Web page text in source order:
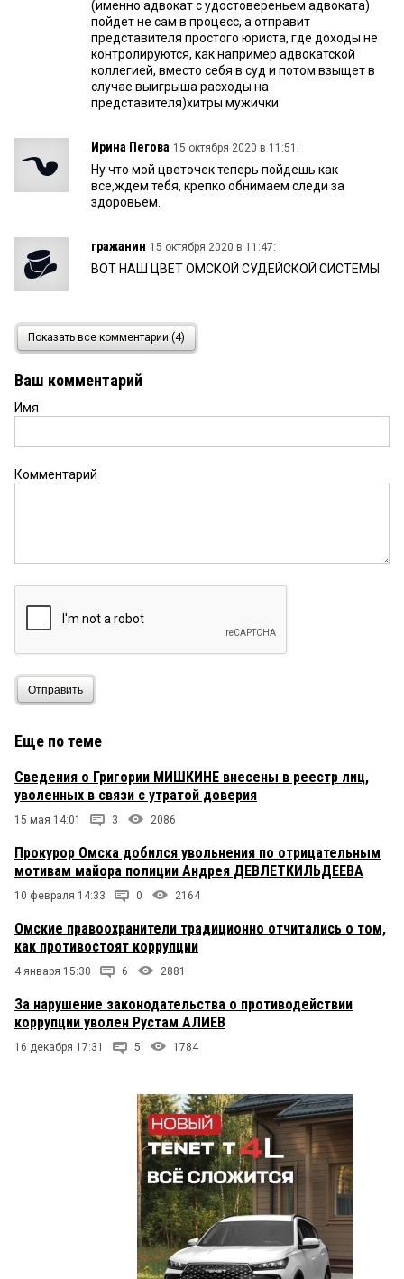
(именно адвокат с удостовереньем адвоката)
пойдет не сам в процесс, а отправит
представителя простого юриста, где доходы не
контролируются, как например адвокатской
коллегией, вместо себя в суд и потом взыщет в
случае выигрыша расходы на
представителя)хитры мужички
Ирина Пегова 15 октября 2020 в 11:51:
Ну что мой цветочек теперь пойдешь как
все,ждем тебя, крепко обнимаем следи за
здоровьем.
гражанин 15 октября 2020 в 11:47:
ВОТ НАШ ЦВЕТ ОМСКОЙ СУДЕЙСКОЙ СИСТЕМЫ
14 октября 2020 в 17:38:
какой же ты Цветков ты Мухомор.
Показать все комментарии (4)
Ваш комментарий
Имя
Комментарий
Отправить
Еще по теме
Сведения о Григории МИШКИНЕ внесены в реестр лиц,
уволенных в связи с утратой доверия
15 мая 14:01 3 2086
Прокурор Омска добился увольнения по отрицательным
мотивам майора полиции Андрея ДЕВЛЕТКИЛЬДЕЕВА
10 февраля 14:33 0 2164
Омские правоохранители традиционно отчитались о том,
как противостоят коррупции
4 января 15:30 6 2881
За нарушение законодательства о противодействии
коррупции уволен Рустам АЛИЕВ
16 декабря 17:31 5 1784